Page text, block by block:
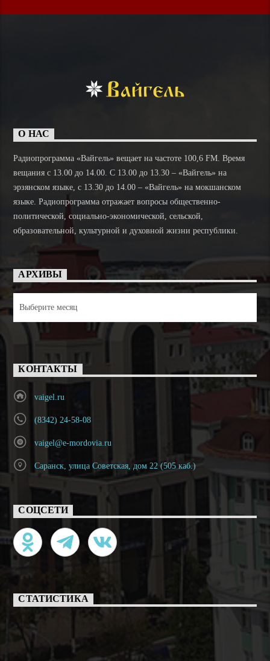
О НАС
Радиопрограмма «Вайгель» вещает на частоте 100,6 FM. Время
вещания с 13.00 до 14.00. C 13.00 до 13.30 – «Вайгель» на
эрзянском языке, с 13.30 до 14.00 – «Вайгель» на мокшанском
языке. Радиопрограмма отражает вопросы общественно-
политической, социально-экономической, сельской,
образовательной, культурной и духовной жизни республики.
АРХИВЫ
КОНТАКТЫ
vaigel.ru
(8342) 24-58-08
vaigel@e-mordovia.ru
Саранск, улица Советская, дом 22 (505 каб.)
СОЦСЕТИ
СТАТИСТИКА